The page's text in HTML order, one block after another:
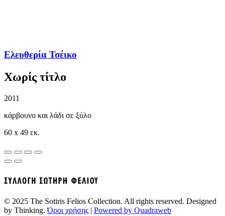
Ελευθερία Τσέικο
Χωρίς τίτλο
2011
κάρβουνο και λάδι σε ξύλο
60 x 49 εκ.
© 2025 The Sotiris Felios Collection. All rights reserved. Designed
by Thinking.Όροι χρήσης | Powered by Quadraweb